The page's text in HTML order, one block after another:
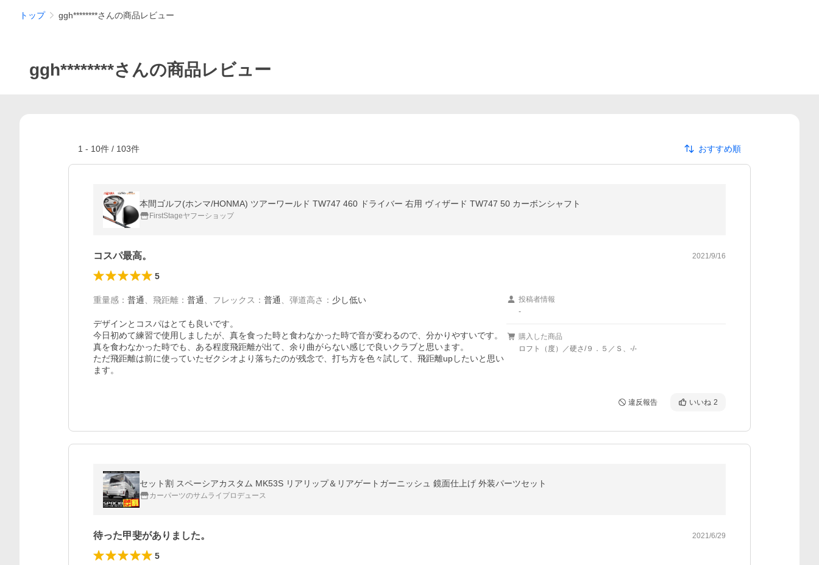
トップ ggh********さんの商品レビュー
ggh********さんの商品レビュー
1 - 10件 / 103件 おすすめ順
本間ゴルフ(ホンマ/HONMA) ツアーワールド TW747 460 ドライバー 右用 ヴィザード TW747 50 カーボンシャフト
FirstStageヤフーショップ
コスパ最高。 2021/9/16
5
重量感 ： 普通 飛距離 ： 普通 フレックス ： 普通 弾道高さ ： 少し低い
デザインとコスパはとても良いです。
今日初めて練習で使用しましたが、真を食った時と食わなかった時で音が変わるので、分かりやすいです。
真を食わなかった時でも、ある程度飛距離が出て、余り曲がらない感じで良いクラブと思います。
ただ飛距離は前に使っていたゼクシオより落ちたのが残念で、打ち方を色々試して、飛距離upしたいと思い
ます。
投稿者情報
-
購入した商品
ロフト（度）／硬さ/９．５／Ｓ、-/-
違反報告 いいね 2
セット割 スペーシアカスタム MK53S リアリップ＆リアゲートガーニッシュ 鏡面仕上げ 外装パーツセット
カーパーツのサムライプロデュース
待った甲斐がありました。 2021/6/29
5